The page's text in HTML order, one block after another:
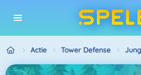
Actie Tower Defense